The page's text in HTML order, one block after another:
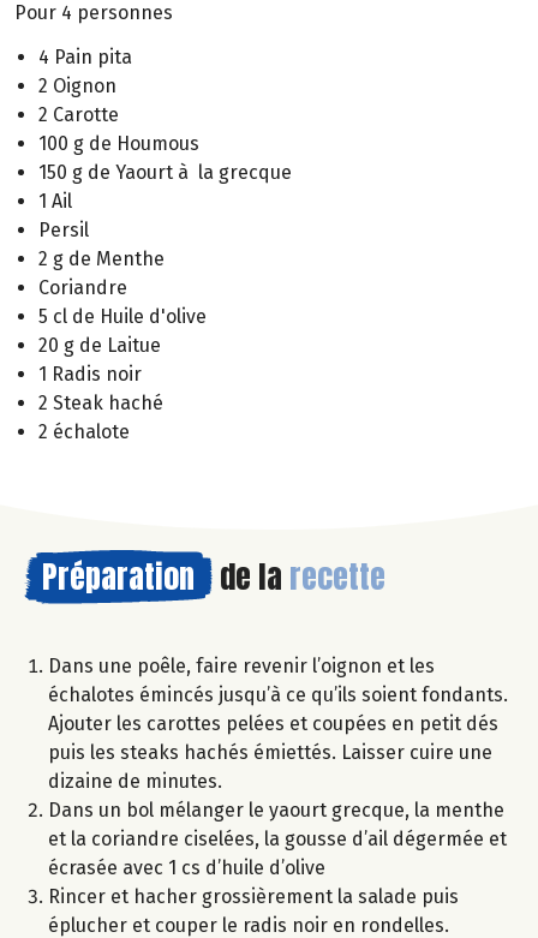
Pour 4 personnes
4 Pain pita
2 Oignon
2 Carotte
100 g de Houmous
150 g de Yaourt à la grecque
1 Ail
Persil
2 g de Menthe
Coriandre
5 cl de Huile d'olive
20 g de Laitue
1 Radis noir
2 Steak haché
2 échalote
Préparation de la recette
Dans une poêle, faire revenir l’oignon et les
échalotes émincés jusqu’à ce qu’ils soient fondants.
Ajouter les carottes pelées et coupées en petit dés
puis les steaks hachés émiettés. Laisser cuire une
dizaine de minutes.
Dans un bol mélanger le yaourt grecque, la menthe
et la coriandre ciselées, la gousse d’ail dégermée et
écrasée avec 1 cs d’huile d’olive
Rincer et hacher grossièrement la salade puis
éplucher et couper le radis noir en rondelles.